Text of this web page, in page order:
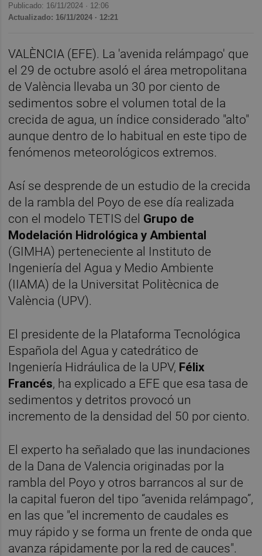
Publicado: 16/11/2024 · 12:06
Actualizado: 16/11/2024 · 12:21
VALÈNCIA (EFE). La 'avenida relámpago' que
el 29 de octubre asoló el área metropolitana
de València llevaba un 30 por ciento de
sedimentos sobre el volumen total de la
crecida de agua, un índice considerado "alto"
aunque dentro de lo habitual en este tipo de
fenómenos meteorológicos extremos.
Así se desprende de un estudio de la crecida
de la rambla del Poyo de ese día realizada
con el modelo TETIS del Grupo de
Modelación Hidrológica y Ambiental
(GIMHA) perteneciente al Instituto de
Ingeniería del Agua y Medio Ambiente
(IIAMA) de la Universitat Politècnica de
València (UPV).
El presidente de la Plataforma Tecnológica
Española del Agua y catedrático de
Ingeniería Hidráulica de la UPV, Félix
Francés, ha explicado a EFE que esa tasa de
sedimentos y detritos provocó un
incremento de la densidad del 50 por ciento.
El experto ha señalado que las inundaciones
de la Dana de Valencia originadas por la
rambla del Poyo y otros barrancos al sur de
la capital fueron del tipo “avenida relámpago”,
en las que "el incremento de caudales es
muy rápido y se forma un frente de onda que
avanza rápidamente por la red de cauces".